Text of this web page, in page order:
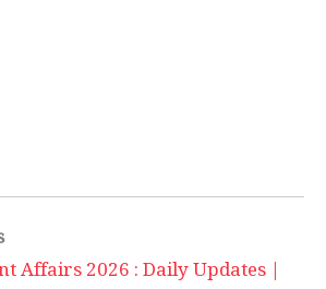
Affairs 2026 : Daily Updates |